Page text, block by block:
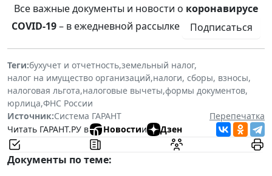
Все важные документы и новости о коронавирусе
COVID-19– в ежедневной рассылке Подписаться
Теги:бухучет и отчетность,земельный налог,
налог на имущество организаций,налоги, сборы, взносы,
налоговая льгота,налоговые вычеты,формы документов,
юрлица,ФНС России
Источник:Система ГАРАНТ
Перепечатка
Читать ГАРАНТ.РУ в
Новостии Дзен
Документы по теме: